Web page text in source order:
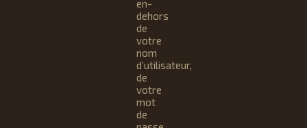
en-
dehors
de
votre
nom
d’utilisateur,
de
votre
mot
de